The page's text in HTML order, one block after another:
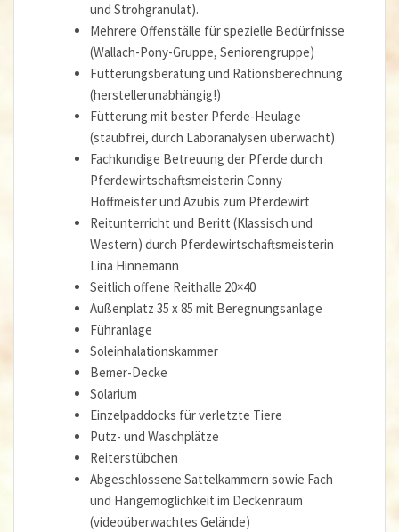
und Strohgranulat).
Mehrere Offenställe für spezielle Bedürfnisse
(Wallach-Pony-Gruppe, Seniorengruppe)
Fütterungsberatung und Rationsberechnung
(herstellerunabhängig!)
Fütterung mit bester Pferde-Heulage
(staubfrei, durch Laboranalysen überwacht)
Fachkundige Betreuung der Pferde durch
Pferdewirtschaftsmeisterin Conny
Hoffmeister und Azubis zum Pferdewirt
Reitunterricht und Beritt (Klassisch und
Western) durch Pferdewirtschaftsmeisterin
Lina Hinnemann
Seitlich offene Reithalle 20×40
Außenplatz 35 x 85 mit Beregnungsanlage
Führanlage
Soleinhalationskammer
Bemer-Decke
Solarium
Einzelpaddocks für verletzte Tiere
Putz- und Waschplätze
Reiterstübchen
Abgeschlossene Sattelkammern sowie Fach
und Hängemöglichkeit im Deckenraum
(videoüberwachtes Gelände)